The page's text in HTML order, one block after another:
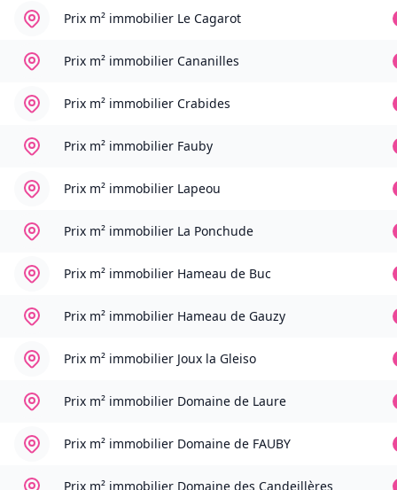
Prix m² immobilier Le Cagarot
Prix m² immobilier Cananilles
Prix m² immobilier Crabides
Prix m² immobilier Fauby
Prix m² immobilier Lapeou
Prix m² immobilier La Ponchude
Prix m² immobilier Hameau de Buc
Prix m² immobilier Hameau de Gauzy
Prix m² immobilier Joux la Gleiso
Prix m² immobilier Domaine de Laure
Prix m² immobilier Domaine de FAUBY
Prix m² immobilier Domaine des Candeillères